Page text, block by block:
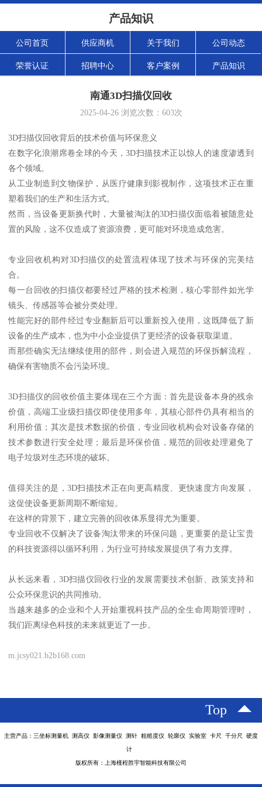
产品知识
公司首页 供应商机 关于我们 公司动态
荣誉认证 招聘中心 客户案例 产品知识
南通3D扫描仪回收
2025-04-26浏览次数： 603次
3D扫描仪回收背后的技术价值与环保意义
在数字化浪潮席卷全球的今天，3D扫描技术正以惊人的速度渗透到
各个领域。
从工业制造到文物保护，从医疗健康到影视制作，这项技术正在重
塑着我们的生产和生活方式。
然而，当设备更新换代时，大量被淘汰的3D扫描仪面临着被随意处
置的风险，这不仅造成了资源浪费，更可能对环境造成危害。
专业回收机构对3D扫描仪的处置流程体现了技术与环保的完美结
合。
每一台回收的扫描仪都要经过严格的技术检测，核心零部件如光学
镜头、传感器等会被分类处理。
性能完好的部件经过专业翻新后可以重新投入使用，这既降低了新
设备的生产成本，也为中小企业提供了更经济的设备获取渠道。
而那些确实无法继续使用的部件，则会进入规范的环保拆解流程，
确保有害物质不会污染环境。
3D扫描仪的回收价值主要体现在三个方面：首先是设备本身的残余
价值，高端工业级扫描仪即使使用多年，其核心部件仍具有相当的
利用价值；其次是技术数据的价值，专业回收机构会对设备存储的
技术参数进行安全处理；最后是环保价值，规范的回收处理避免了
电子垃圾对生态环境的破坏。
值得关注的是，3D扫描技术正在向更高精度、更快速度方向发展，
这促使设备更新周期不断缩短。
在这样的背景下，建立完善的回收体系显得尤为重要。
专业回收不仅解决了设备淘汰带来的环保问题，更重要的是让宝贵
的科技资源得以循环利用，为行业可持续发展提供了有力支撑。
从长远来看，3D扫描仪回收行业的发展需要技术创新、政策支持和
公众环保意识的共同推动。
当越来越多的企业和个人开始重视科技产品的全生命周期管理时，
我们距离绿色科技的未来就更近了一步。
m.jcsy021.b2b168.com
Top
主营产品：三坐标测量机 测高仪 影像测量仪 测针 粗糙度仪 轮廓仪 实验室 卡尺 千分尺 硬度
计
版权所有：上海槿程胜宇智能科技有限公司